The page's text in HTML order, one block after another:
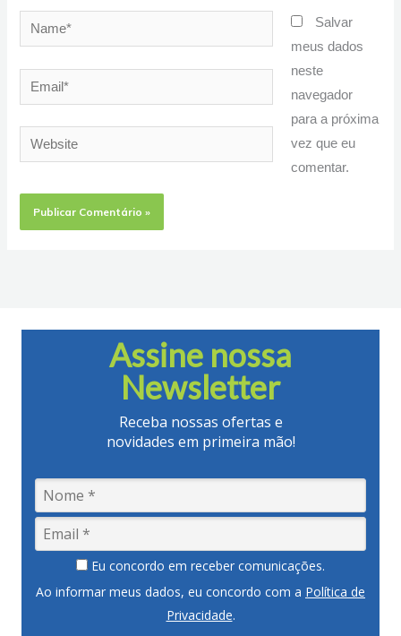
Name*
Email*
Website
Salvar
meus dados
neste
navegador
para a próxima
vez que eu
comentar.
Assine nossa
Newsletter
Receba nossas ofertas e
novidades em primeira mão!
Eu concordo em receber comunicações.
Ao informar meus dados, eu concordo com a Política de
Privacidade.